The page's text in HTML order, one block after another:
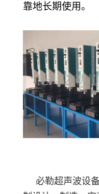
靠地长期使用。
必勒超声波设